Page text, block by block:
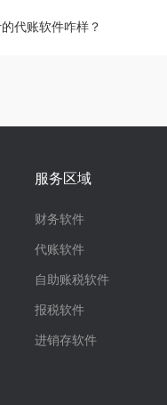
代账软件咋样？
服务区域
财务软件
代账软件
自助账税软件
报税软件
进销存软件